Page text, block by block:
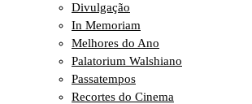
Divulgação
In Memoriam
Melhores do Ano
Palatorium Walshiano
Passatempos
Recortes do Cinema